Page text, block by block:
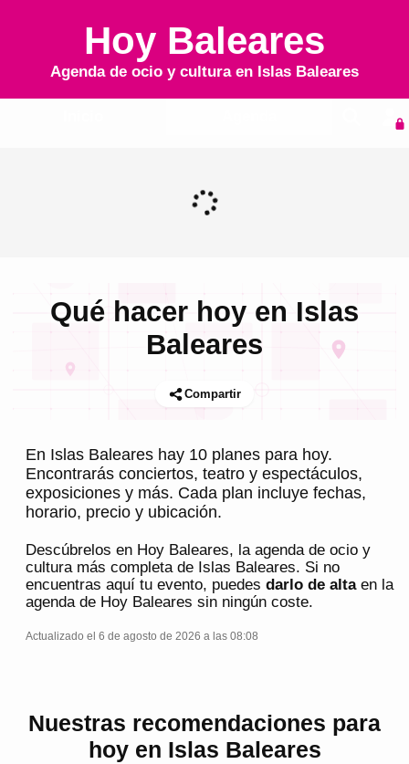
Hoy Baleares
Agenda de ocio y cultura en Islas Baleares
Qué hacer hoy en Islas
Baleares
Compartir
En Islas Baleares hay 10 planes para hoy.
Encontrarás conciertos, teatro y espectáculos,
exposiciones y más. Cada plan incluye fechas,
horario, precio y ubicación.
Descúbrelos en Hoy Baleares, la agenda de ocio y
cultura más completa de Islas Baleares. Si no
encuentras aquí tu evento, puedes darlo de altaen la
agenda de Hoy Baleares sin ningún coste.
Actualizado el 6 de agosto de 2026 a las 08:08
Nuestras recomendaciones para
hoy en Islas Baleares